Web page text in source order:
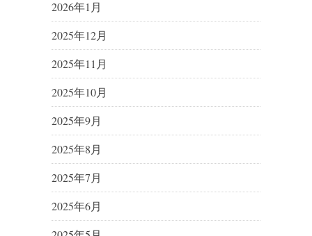
2026年1月
2025年12月
2025年11月
2025年10月
2025年9月
2025年8月
2025年7月
2025年6月